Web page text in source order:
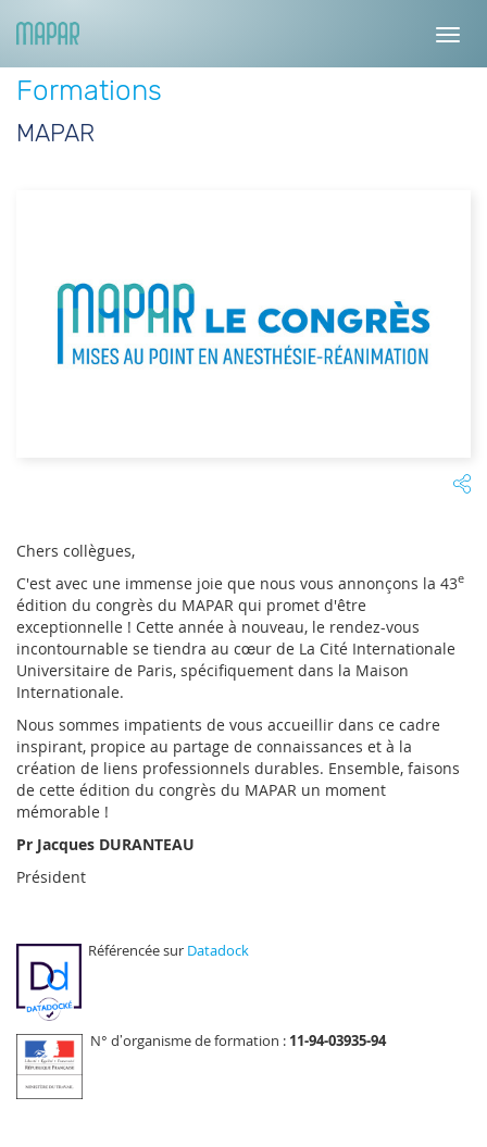
Formations
MAPAR
Chers collègues,
C'est avec une immense joie que nous vous annonçons la 43e
édition du congrès du MAPAR qui promet d'être
exceptionnelle ! Cette année à nouveau, le rendez-vous
incontournable se tiendra au cœur de La Cité Internationale
Universitaire de Paris, spécifiquement dans la Maison
Internationale.
Nous sommes impatients de vous accueillir dans ce cadre
inspirant, propice au partage de connaissances et à la
création de liens professionnels durables. Ensemble, faisons
de cette édition du congrès du MAPAR un moment
mémorable !
Pr Jacques DURANTEAU
Président
Référencée sur Datadock
N° d’organisme de formation : 11-94-03935-94